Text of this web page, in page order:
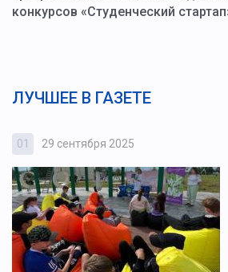
конкурсов «Студенческий
ЛУЧШЕЕ В ГАЗЕТЕ
01 29 сентября 2025